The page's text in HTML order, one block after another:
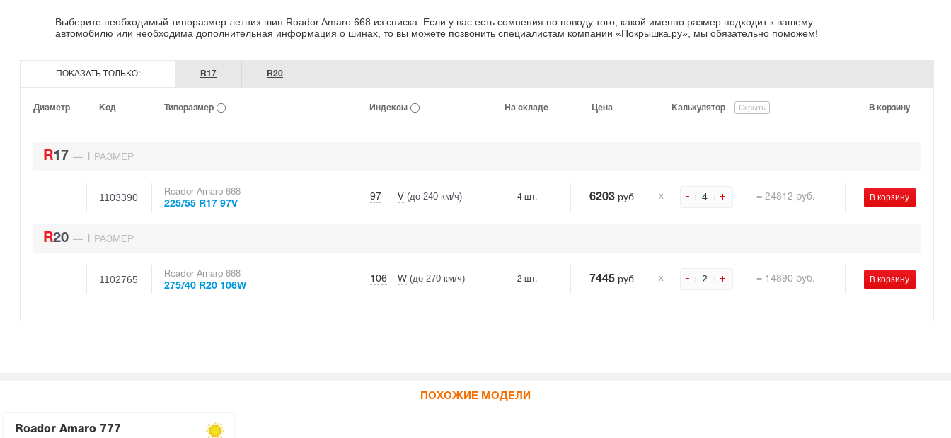
Выберите необходимый типоразмер летних шин Roador Amaro 668 из списка. Если у вас есть сомнения по поводу того, какой именно размер подходит к вашему
автомобилю или необходима дополнительная информация о шинах , то вы можете позвонить специалистам компании «Покрышка.ру» , мы обязательно поможем!
ПОКАЗАТЬ ТОЛЬКО: R17 R20
Диаметр Код Типоразмер Индексы На складе Цена Калькулятор Скрыть В корзину
R17 — 1 РАЗМЕР
1103390 Roador Amaro 668
225/55 R17 97V
97 V (до 240 км/ч) 4 шт. 6203 руб. х 4 = 24812 руб.
R20 — 1 РАЗМЕР
1102765 Roador Amaro 668
275/40 R20 106W
106 W (до 270 км/ч) 2 шт. 7445 руб. х 2 = 14890 руб.
ПОХОЖИЕ МОДЕЛИ
Roador Amaro 777